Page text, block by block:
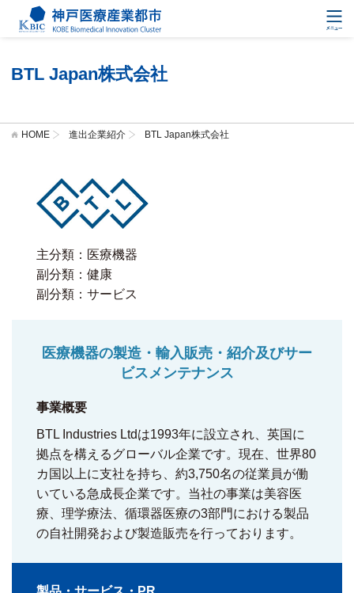
BTL Japan株式会社
HOME 進出企業紹介 BTL Japan株式会社
主分類：医療機器
副分類：健康
副分類：サービス
医療機器の製造・輸入販売・紹介及びサー
ビスメンテナンス
事業概要
BTL Industries Ltdは1993年に設立され、英国に
拠点を構えるグローバル企業です。現在、世界80
カ国以上に支社を持ち、約3,750名の従業員が働
いている急成長企業です。当社の事業は美容医
療、理学療法、循環器医療の3部門における製品
の自社開発および製造販売を行っております。